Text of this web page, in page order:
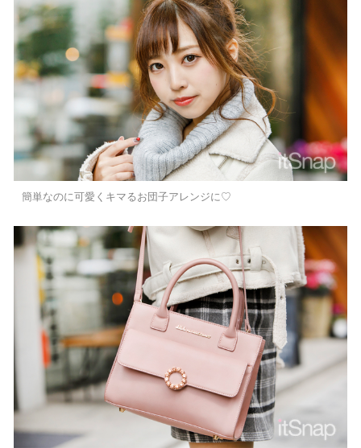
簡単なのに可愛くキマるお団子アレンジに♡